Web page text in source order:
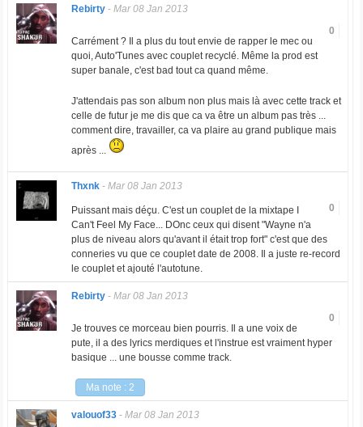
Rebirty- Mar 08 Jan 2013
0
Carrément ? Il a plus du tout envie de rapper le mec ou
quoi, Auto'Tunes avec couplet recyclé. Même la prod est
super banale, c'est bad tout ca quand même.
J'attendais pas son album non plus mais là avec cette track et
celle de futur je me dis que ca va être un album pas très ...
comment dire, travailler, ca va plaire au grand publique mais
après ...
Thxnk- Mar 08 Jan 2013
0
Puissant mais déçu. C'est un couplet de la mixtape I
Can't Feel My Face... DOnc ceux qui disent "Wayne n'a
plus de niveau alors qu'avant il était trop fort" c'est que des
conneries vu que ce couplet date de 2008. Il a juste re-record
le couplet et ajouté l'autotune.
Rebirty- Mar 08 Jan 2013
0
Je trouves ce morceau bien pourris. Il a une voix de
pute, il a des lyrics merdiques et l'instrue est vraiment hyper
basique ... une bousse comme track.
Ma note : 2
valouof33- Mar 08 Jan 2013